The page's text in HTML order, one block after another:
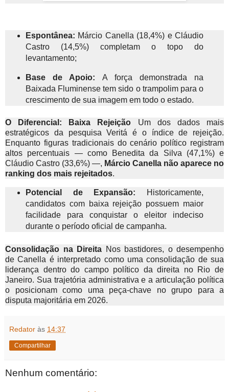
Espontânea: Márcio Canella (18,4%) e Cláudio
Castro (14,5%) completam o topo do
levantamento;
Base de Apoio: A força demonstrada na
Baixada Fluminense tem sido o trampolim para o
crescimento de sua imagem em todo o estado.
O Diferencial: Baixa Rejeição Um dos dados mais
estratégicos da pesquisa Veritá é o índice de rejeição.
Enquanto figuras tradicionais do cenário político registram
altos percentuais — como Benedita da Silva (47,1%) e
Cláudio Castro (33,6%) —, Márcio Canella não aparece no
ranking dos mais rejeitados.
Potencial de Expansão: Historicamente,
candidatos com baixa rejeição possuem maior
facilidade para conquistar o eleitor indeciso
durante o período oficial de campanha.
Consolidação na Direita Nos bastidores, o desempenho
de Canella é interpretado como uma consolidação de sua
liderança dentro do campo político da direita no Rio de
Janeiro. Sua trajetória administrativa e a articulação política
o posicionam como uma peça-chave no grupo para a
disputa majoritária em 2026.
Redator às 14:37
Compartilhar
Nenhum comentário: